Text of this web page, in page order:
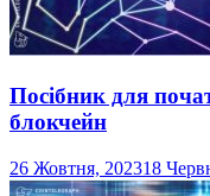
Посібник для
блокчейн
26 Жовтня, 202318